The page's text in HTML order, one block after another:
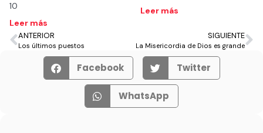
10
Leer más
Leer más
ANTERIOR
Los últimos puestos
SIGUIENTE
La Misericordia de Dios es grande
Facebook Twitter
WhatsApp